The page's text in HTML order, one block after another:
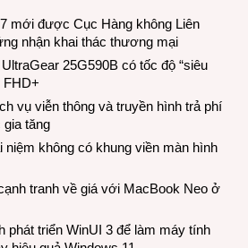
mới được Cục Hàng không Liên
nhận khai thác thương mại
25G590B có tốc độ “siêu
FHD+
vụ viễn thông và truyền hình trả phí
gia tăng
niệm không có khung viền màn hình
tranh về giá với MacBook Neo ở
phát triển WinUI 3 để làm máy tính